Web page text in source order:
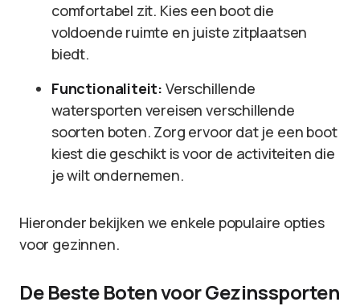
comfortabel zit. Kies een boot die
voldoende ruimte en juiste zitplaatsen
biedt.
Functionaliteit: Verschillende
watersporten vereisen verschillende
soorten boten. Zorg ervoor dat je een boot
kiest die geschikt is voor de activiteiten die
je wilt ondernemen.
Hieronder bekijken we enkele populaire opties
voor gezinnen.
De Beste Boten voor Gezinssporten